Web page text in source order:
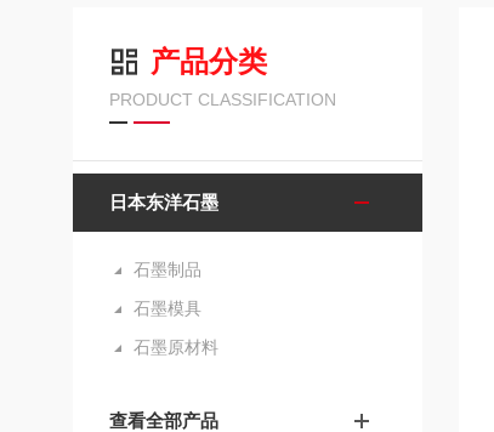
产品分类
PRODUCT CLASSIFICATION
日本东洋石墨
石墨制品
石墨模具
石墨原材料
查看全部产品